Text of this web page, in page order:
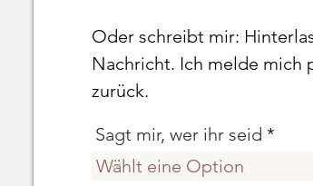
Oder schreibt mir:
Nachricht. Ich melde mich
zurück.
Sagt mir, wer ihr seid